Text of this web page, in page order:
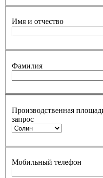
Имя и отчество
Фамилия
Производственная
запрос
Мобильный телефон